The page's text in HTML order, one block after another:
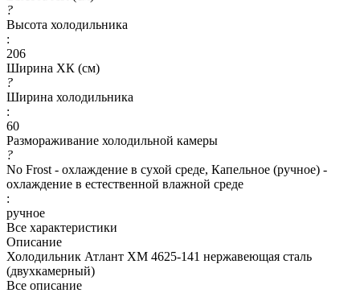
?
Высота холодильника
:
206
Ширина ХК (см)
?
Ширина холодильника
:
60
Размораживание холодильной камеры
?
No Frost - охлаждение в сухой среде, Капельное (ручное) -
охлаждение в естественной влажной среде
:
ручное
Все характеристики
Описание
Холодильник Атлант ХМ 4625-141 нержавеющая сталь
(двухкамерный)
Все описание